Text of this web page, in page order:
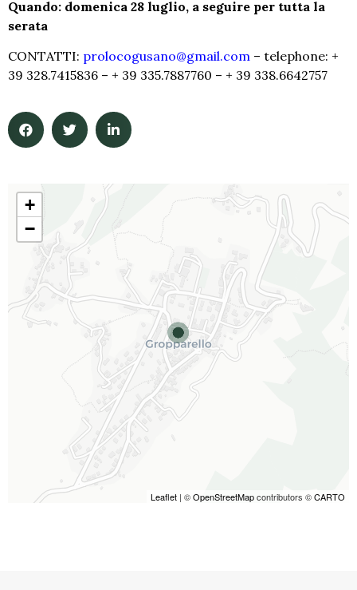
Quando: domenica 28 luglio, a seguire per tutta la
serata
CONTATTI: prolocogusano@gmail.com – telephone: +
39 328.7415836 – + 39 335.7887760 – + 39 338.6642757
+
−
Leaflet | ©OpenStreetMapcontributors ©CARTO